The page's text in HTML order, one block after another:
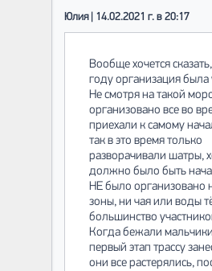
Юлия | 14.02.2021 г. в 20:17
Вообще хочется
году организация была
Не смотря на такой
организовано все во
приехали к самому
так в это время только
разворачивали шатры,
должно было быть
НЕ было организовано
зоны, ни чая или воды
большинство
Когда бежали
первый этап трассу
они все растерялись,